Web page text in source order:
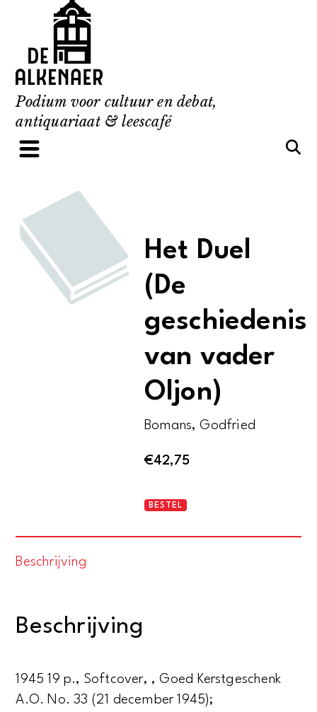
content
Podium voor cultuur en debat,
antiquariaat & leescafé
Het Duel
(De
geschiedenis
van vader
Oljon)
Bomans, Godfried
€42,75
Het
BESTEL
Beschrijving
Beschrijving
1945 19 p., Softcover, , Goed Kerstgeschenk
A.O. No. 33 (21 december 1945);